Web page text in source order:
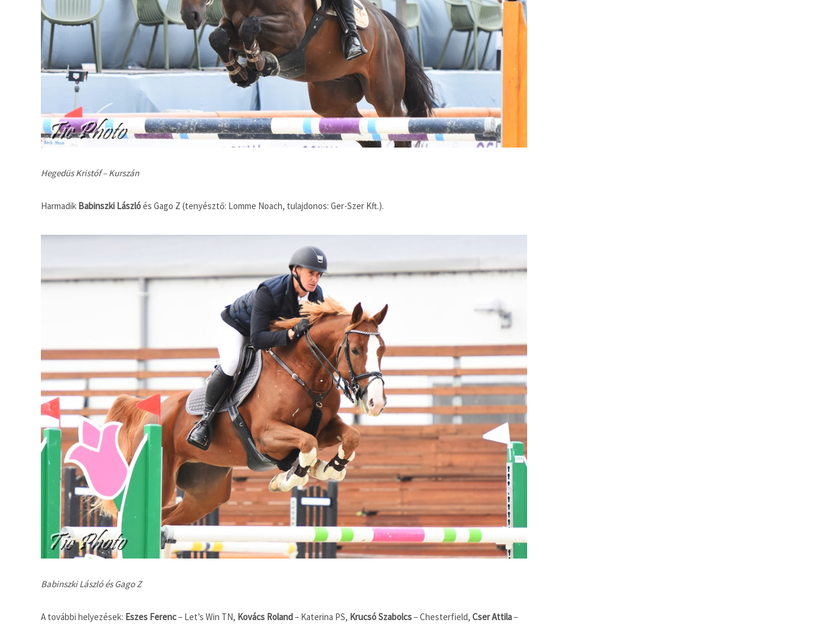
Hegedüs Kristóf – Kurszán
Harmadik Babinszki Lászlóés Gago Z (tenyésztő: Lomme Noach, tulajdonos: Ger-Szer Kft.).
Babinszki László és Gago Z
A további helyezések: Eszes Ferenc– Let’s Win TN, Kovács Roland– Katerina PS, Krucsó Szabolcs– Chesterfield, Cser Attila–